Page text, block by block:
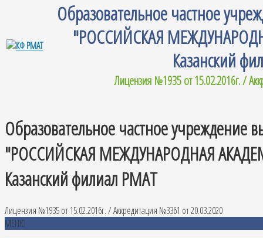
Образовательное частное
"РОССИЙСКАЯ
Казанский
Лицензия №1935 от 15.02.2016г. /
Образовательное частное учреждение
"РОССИЙСКАЯ МЕЖДУНАРОДНАЯ
Казанский филиал РМАТ
Лицензия №1935 от 15.02.2016г. / Аккредитация №3361 от 20.03.2020
МЕНЮ